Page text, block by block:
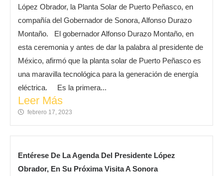
López Obrador, la Planta Solar de Puerto Peñasco, en
compañía del Gobernador de Sonora, Alfonso Durazo
Montaño. El gobernador Alfonso Durazo Montaño, en
esta ceremonia y antes de dar la palabra al presidente de
México, afirmó que la planta solar de Puerto Peñasco es
una maravilla tecnológica para la generación de energía
eléctrica. Es la primera...
Leer Más
febrero 17, 2023
Entérese De La Agenda Del Presidente López
Obrador, En Su Próxima Visita A Sonora